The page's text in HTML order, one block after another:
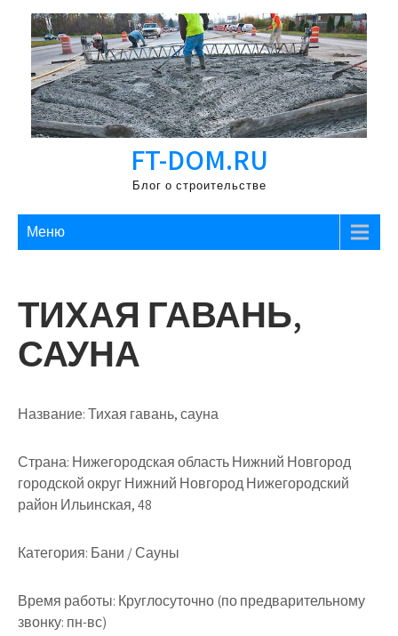
Перейти
содержимому
FT-DOM.RU
Блог о строительстве
Меню
ТИХАЯ ГАВАНЬ,
САУНА
Название:Тихая гавань, сауна
Страна: Нижегородская область Нижний Новгород
городской округ Нижний Новгород Нижегородский
район Ильинская, 48
Категория: Бани / Сауны
Время работы: Круглосуточно (по предварительному
звонку: пн-вс)